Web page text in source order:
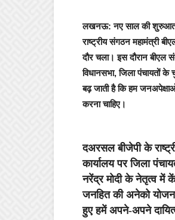
लखनऊ: नए साल की शुरुआत
राष्ट्रीय संगठन महामंत्री
दौर चला। इस दौरान बीएल
विधानसभा, जिला पंचायतों के
बढ़ जाती है कि हम
करना चाहिए।
दअरसल बीजेपी के
कार्यालय पर जिला
नरेंद्र मोदी के नेतृत्व में
जनहित की अनेको
हुए हमें अपने-अपने